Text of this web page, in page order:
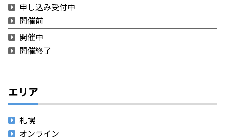
申し込み受付中
開催前
開催中
開催終了
エリア
札幌
オンライン